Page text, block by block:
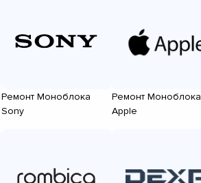
Ремонт Моноблока
Sony
Ремонт Моноблока
Apple